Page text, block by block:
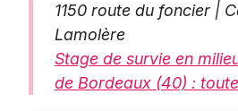
1150 route du foncier |
Lamolère
Stage de survie en
de Bordeaux (40) :